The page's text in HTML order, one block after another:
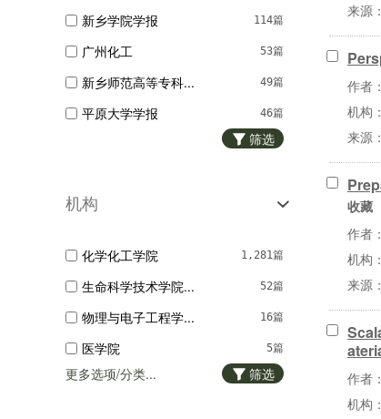
生物学
轻工技术与工程
电气工程
9篇
石油与天然气工程...
4篇
冶金工程
4篇
经济管理
4篇
自然科学总论
3篇
自动化与计算机技...
114篇
新乡学院学报
53篇
广州化工
49篇
新乡师范高等专科...
46篇
平原大学学报
36篇
21篇
精细石油化工
化学试剂
化学研究
山东化工
15篇
材料保护
筛选
机构
1,281篇
化学化工学院
52篇
生命科学技术学院...
16篇
物理与电子工程学...
5篇
医学院
4篇
土木工程与建筑学...
更多选项/分类... 筛选
来源
作者：
机构
来源
收藏
作者：
机构
来源
作者：
机构